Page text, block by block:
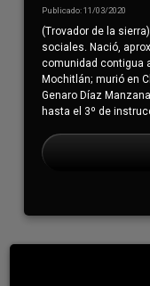
Publicado: 11/03/2020
(Trovador de la
sociales. Nació,
comunidad contigua
Mochitlán; murió en
Genaro Díaz
hasta el 3º de